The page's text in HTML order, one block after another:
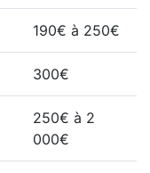
190€ à 250€
300€
250€ à 2
000€